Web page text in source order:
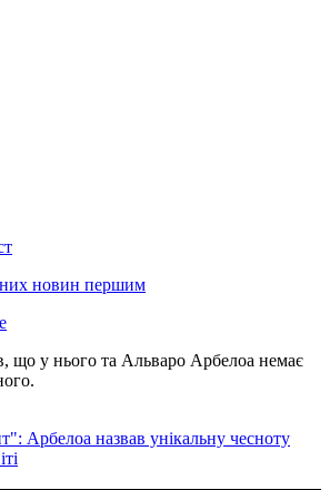
новин першим
що у нього та Альваро Арбелоа немає
Арбелоа назвав унікальну чесноту